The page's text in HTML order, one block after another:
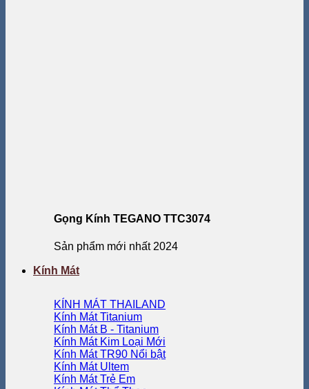
Gọng Kính TEGANO TTC3074
Sản phẩm mới nhất 2024
Kính Mát
KÍNH MÁT THAILAND
Kính Mát Titanium
Kính Mát B - Titanium
Kính Mát Kim Loại
Kính Mát TR90
Kính Mát Ultem
Kính Mát Trẻ Em